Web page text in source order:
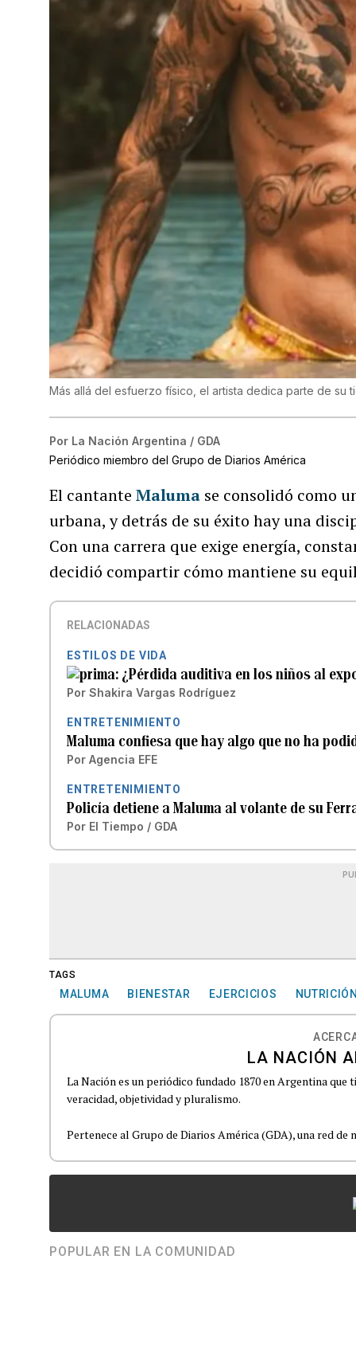
Más allá del esfuerzo físico, el artista dedica parte de su
Por La Nación Argentina / GDA
Periódico miembro del Grupo de Diarios América
El cantanteMaluma se consolidó como
urbana, y detrás de su éxito hay una
Con una carrera que exige energía,
decidió compartir cómo mantiene su
RELACIONADAS
ESTILOS DE VIDA
¿Pérdida auditiva en los niños al
Por Shakira Vargas Rodríguez
ENTRETENIMIENTO
Maluma confiesa que hay algo que no ha
Por Agencia EFE
ENTRETENIMIENTO
Policía detiene a Maluma al volante de su
Por El Tiempo / GDA
TAGS
MALUMA BIENESTAR EJERCICIOS NUTRICIÓN
LA NACIÓN
La Nación es un periódico fundado 1870 en Argentina
veracidad, objetividad y pluralismo.
Pertenece al Grupo de Diarios América (GDA), una red de
POPULAR EN LA COMUNIDAD